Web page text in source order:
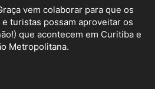
vem colaborar para que os
turistas possam aproveitar os
que acontecem em Curitiba e
Metropolitana.